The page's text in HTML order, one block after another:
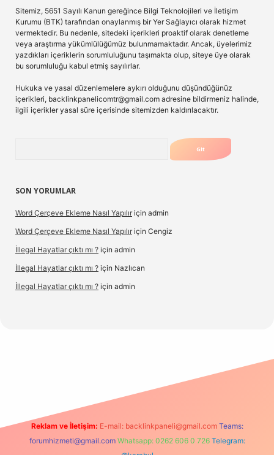
Sitemiz, 5651 Sayılı Kanun gereğince Bilgi Teknolojileri ve İletişim
Kurumu (BTK) tarafından onaylanmış bir Yer Sağlayıcı olarak hizmet
vermektedir. Bu nedenle, sitedeki içerikleri proaktif olarak denetleme
veya araştırma yükümlülüğümüz bulunmamaktadır. Ancak, üyelerimiz
yazdıkları içeriklerin sorumluluğunu taşımakta olup, siteye üye olarak
bu sorumluluğu kabul etmiş sayılırlar.
Hukuka ve yasal düzenlemelere aykırı olduğunu düşündüğünüz
içerikleri, backlinkpanelicomtr@gmail.com adresine bildirmeniz halinde,
ilgili içerikler yasal süre içerisinde sitemizden kaldırılacaktır.
SON YORUMLAR
Word Çerçeve Ekleme Nasıl Yapılır için admin
Word Çerçeve Ekleme Nasıl Yapılır için Cengiz
İllegal Hayatlar çıktı mı ? için admin
İllegal Hayatlar çıktı mı ? için Nazlıcan
İllegal Hayatlar çıktı mı ? için admin
Reklam ve İletişim: E-mail: backlinkpaneli@gmail.com Teams:
forumhizmeti@gmail.com Whatsapp: 0262 606 0 726 Telegram: